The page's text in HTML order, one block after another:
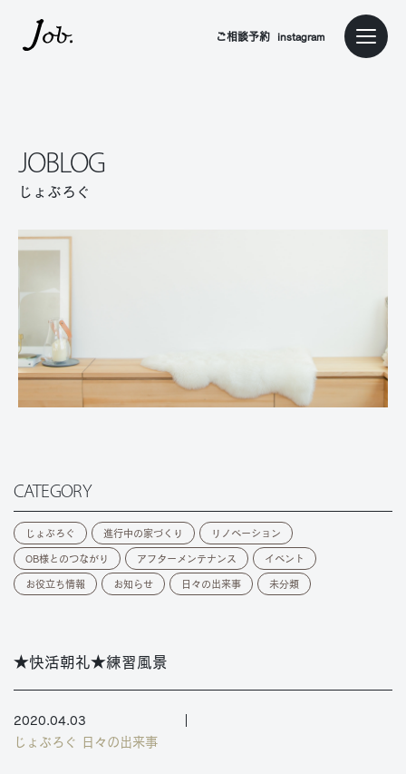
ご相談予約 instagram
メニュ
JOBLOG
じょぶろぐ
CATEGORY
じょぶろぐ 進行中の家づくり リノベーション
OB様とのつながり アフターメンテナンス イベント
お役立ち情報 お知らせ 日々の出来事 未分類
★快活朝礼★練習風景
2020.04.03
じょぶろぐ 日々の出来事